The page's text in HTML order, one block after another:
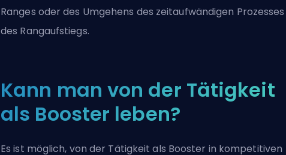
Ranges oder des Umgehens des zeitaufwändigen Prozesses
des Rangaufstiegs.
Kann man von der Tätigkeit
als Booster leben?
Es ist möglich, von der Tätigkeit als Booster in kompetitiven